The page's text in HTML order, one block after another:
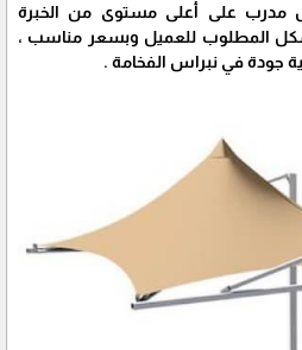
مدرب على أعلى مستوى من الخبرة
المطلوب للعميل وبسعر مناسب ،
جودة في نبراس الفخامة .